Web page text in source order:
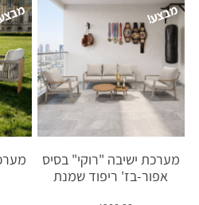
מבצע!
מערכת ישיבה "רוקי" בסיס
אפור-בז' ריפוד שמנת